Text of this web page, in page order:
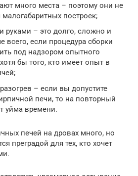
много места – поэтому они не
малогабаритных построек;
руками – это долго, сложно и
всего, если процедура сборки
под надзором опытного
бы того, кто имеет опыт в
– если вы допустите
печи, то на повторный
уйма времени.
печей на дровах много, но
преградой для тех, кто хочет